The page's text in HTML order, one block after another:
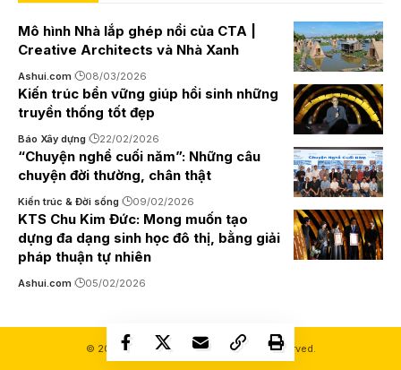
Mô hình Nhà lắp ghép nổi của CTA |
Creative Architects và Nhà Xanh
Ashui.com 08/03/2026
Kiến trúc bền vững giúp hồi sinh những
truyền thống tốt đẹp
Báo Xây dựng 22/02/2026
“Chuyện nghề cuối năm”: Những câu
chuyện đời thường, chân thật
Kiến trúc & Đời sống 09/02/2026
KTS Chu Kim Đức: Mong muốn tạo
dựng đa dạng sinh học đô thị, bằng giải
pháp thuận tự nhiên
Ashui.com 05/02/2026
© 2000-2026 Ashui.com. All Rights Reserved.